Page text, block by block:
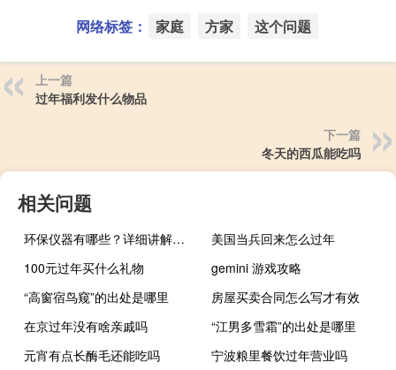
网络标签： 家庭 方家 这个问题
上一篇
过年福利发什么物品
下一篇
冬天的西瓜能吃吗
相关问题
环保仪器有哪些？详细讲解各类环保仪器的使用方法
美国当兵回来怎么过年
100元过年买什么礼物
gemini 游戏攻略
“高窗宿鸟窥”的出处是哪里
房屋买卖合同怎么写才有效
在京过年没有啥亲戚吗
“江男多雪霜”的出处是哪里
元宵有点长酶毛还能吃吗
宁波粮里餐饮过年营业吗